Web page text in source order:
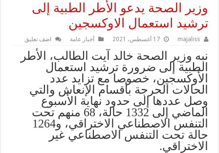
وزير الصحة يدعو الأطر الطبية إلى
ترشيد استعمال الاوكسجين
majaliss 17 أغسطس، 2021 أخبار عامة اضف تعليق
نبه وزير الصحة خالد آيت الطالب، الأطر
الطبية إلى ضرورة ترشيد استعمال
الأوكسجين، خصوصا مع تزايد عدد
الحالات الحرجة بأقسام الإنعاش والتي
وصل عددها إلى حدود نهاية الأسبوع
الماضي إلى 1332 حالة، 68 منهم تحت
التنفس الاصطناعي الاختراقي، و1264
حالة تحت التنفس الاصطناعي غير
الاختراقي.